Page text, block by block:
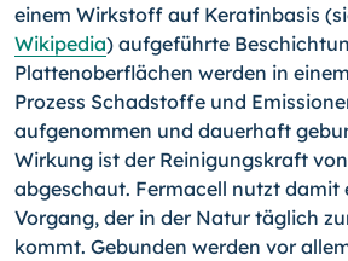
einem Wirkstoff auf Keratinbasis
Wikipedia) aufgeführte
Plattenoberflächen werden in
Prozess Schadstoffe und
aufgenommen und dauerhaft
Wirkung ist der Reinigungskraft
abgeschaut. Fermacell nutzt damit
Vorgang, der in der Natur täglich
kommt. Gebunden werden vor